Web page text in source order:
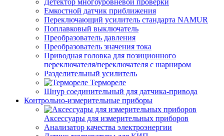
Детектор многоуровневой проверки
Емкостной датчик приближения
Переключающий усилитель стандарта NAMUR
Поплавковый выключатель
Преобразователь давления
Преобразователь значения тока
Приводная головка для позиционного
переключателя/переключателя с шарниром
Разделительный усилитель
Термореле
Шнур соединительный для датчика-привода
Контрольно-измерительные приборы
Аксессуары для измерительных приборов
Анализатор качества электроэнергии